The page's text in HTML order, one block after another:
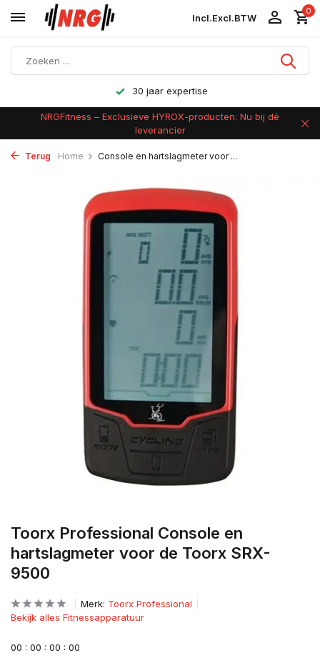
Incl.Excl.BTW
0
Achteraf betalen
NRGFitness – Exclusieve HYROX-producten: Nu bij dé
leverancier
Terug Home Console en hartslagmeter voor ...
Toorx Professional Console en
hartslagmeter voor de Toorx SRX-
9500
Merk: Toorx Professional
Bekijk alles Fitnessapparatuur
00 : 00 : 00 : 00